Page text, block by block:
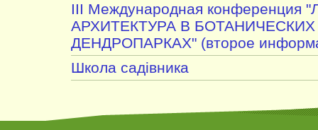
III Международная
АРХИТЕКТУРА В
ДЕНДРОПАРКАХ" (второе
Школа садівника